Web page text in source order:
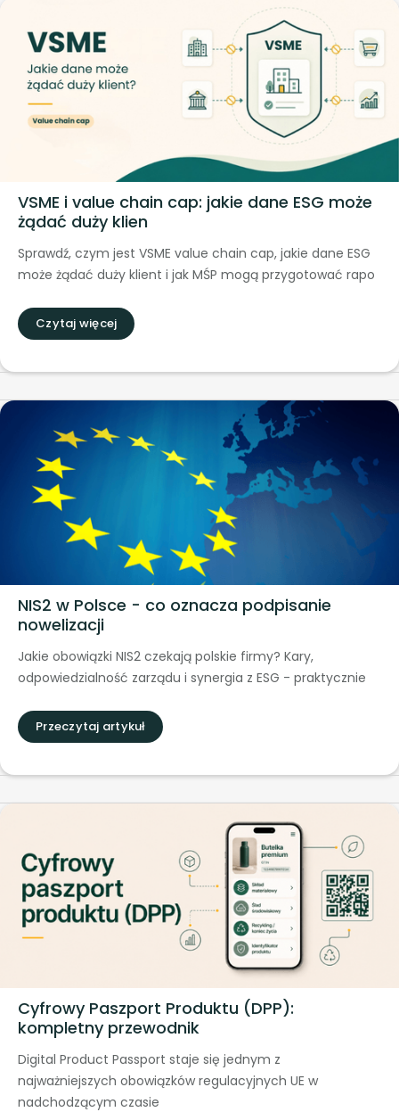
VSME i value chain cap: jakie dane ESG może
żądać duży klien
Sprawdź, czym jest VSME value chain cap, jakie dane ESG
może żądać duży klient i jak MŚP mogą przygotować rapo
Czytaj więcej
NIS2 w Polsce - co oznacza podpisanie
nowelizacji
Jakie obowiązki NIS2 czekają polskie firmy? Kary,
odpowiedzialność zarządu i synergia z ESG - praktycznie
Przeczytaj artykuł
‍Cyfrowy Paszport Produktu (DPP):
kompletny przewodnik
Digital Product Passport staje się jednym z
najważniejszych obowiązków regulacyjnych UE w
nadchodzącym czasie